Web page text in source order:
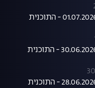
הצינור 01.07.2026 - התוכנית
הצינור 30.06.2026 - התוכנית
הצינור 28.06.2026 - התוכנית